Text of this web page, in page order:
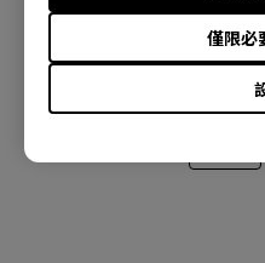
僅限必
這篇文章是